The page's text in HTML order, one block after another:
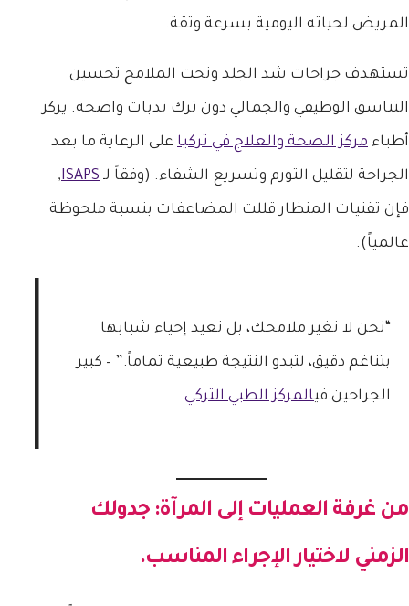
المريض لحياته اليومية بسرعة وثقة.
تستهدف جراحات شد الجلد ونحت الملامح تحسين
التناسق الوظيفي والجمالي دون ترك ندبات واضحة. يركز
أطباء مركز الصحة والعلاج في تركيا على الرعاية ما بعد
الجراحة لتقليل التورم وتسريع الشفاء. (وفقاً لـ ISAPS
,
فإن تقنيات المنظار قللت المضاعفات بنسبة ملحوظة
عالمياً).
“نحن لا نغير ملامحك، بل نعيد إحياء شبابها
بتناغم دقيق، لتبدو النتيجة طبيعية تماماً.” – كبير
الجراحين فيالمركز الطبي التركي
من غرفة العمليات إلى المرآة: جدولك
الزمني لاختيار الإجراء المناسب.